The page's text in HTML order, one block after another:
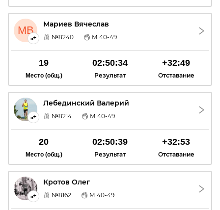
МВ Мариев Вячеслав
№8240 М 40-49
19
Место (общ.)
02:50:34
Результат
+32:49
Отставание
ЛВ Лебединский Валерий
№8214 М 40-49
20
Место (общ.)
02:50:39
Результат
+32:53
Отставание
КО Кротов Олег
№8162 М 40-49